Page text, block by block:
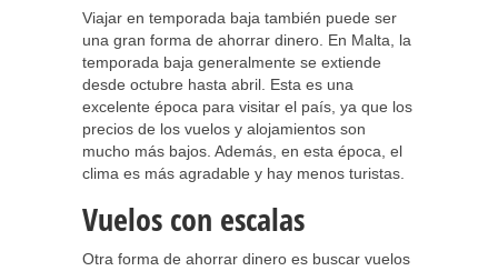
Viajar en temporada baja también puede ser
una gran forma de ahorrar dinero. En Malta, la
temporada baja generalmente se extiende
desde octubre hasta abril. Esta es una
excelente época para visitar el país, ya que los
precios de los vuelos y alojamientos son
mucho más bajos. Además, en esta época, el
clima es más agradable y hay menos turistas.
Vuelos con escalas
Otra forma de ahorrar dinero es buscar vuelos